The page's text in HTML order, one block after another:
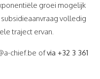
groei mogelijk
volledig
traject ervan.
chief.be ofvia +32 3 361